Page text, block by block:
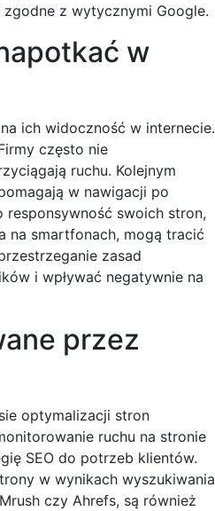
z wytycznymi Google.
w
ich widoczność w internecie.
często nie
ruchu. Kolejnym
w nawigacji po
swoich stron,
na smartfonach, mogą tracić
zasad
i wpływać negatywnie na
przez
optymalizacji stron
ruchu na stronie
SEO do potrzeb klientów.
w wynikach wyszukiwania
czy Ahrefs, są również